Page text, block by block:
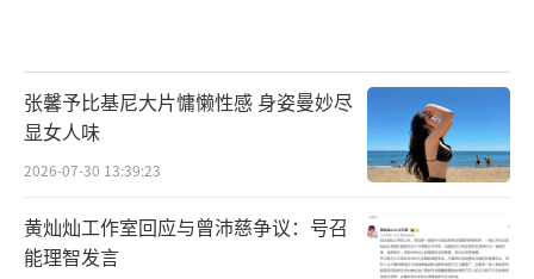
张馨予比基尼大片慵懒性感 身姿曼妙尽
显女人味
2026-07-30 13:39:23
黄灿灿工作室回应与曾沛慈争议：号召
能理智发言